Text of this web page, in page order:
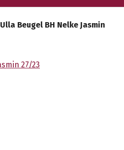
Ulla Beugel BH Nelke Jasmin